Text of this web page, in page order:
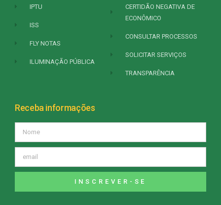
IPTU
ISS
FLY NOTAS
ILUMINAÇÃO PÚBLICA
CERTIDÃO NEGATIVA DE
ECONÔMICO
CONSULTAR PROCESSOS
SOLICITAR SERVIÇOS
TRANSPARÊNCIA
Receba informações
INSCREVER-SE